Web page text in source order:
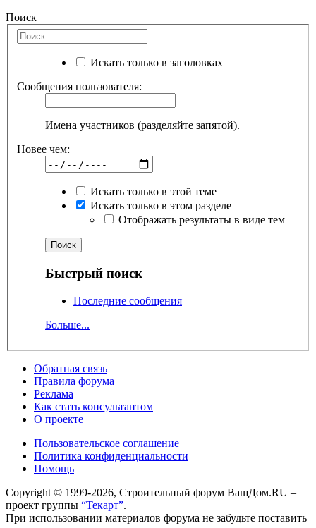
Поиск
Искать только в заголовках
Сообщения пользователя:
Имена участников (разделяйте запятой).
Новее чем:
Искать только в этой теме
Искать только в этом разделе
Отображать результаты в виде тем
Быстрый поиск
Последние сообщения
Больше...
Обратная связь
Правила форума
Реклама
Как стать консультантом
О проекте
Пользовательское соглашение
Политика конфиденциальности
Помощь
Copyright © 1999-2026, Строительный форум ВашДом.RU –
проект группы “Текарт”.
При использовании материалов форума не забудьте поставить